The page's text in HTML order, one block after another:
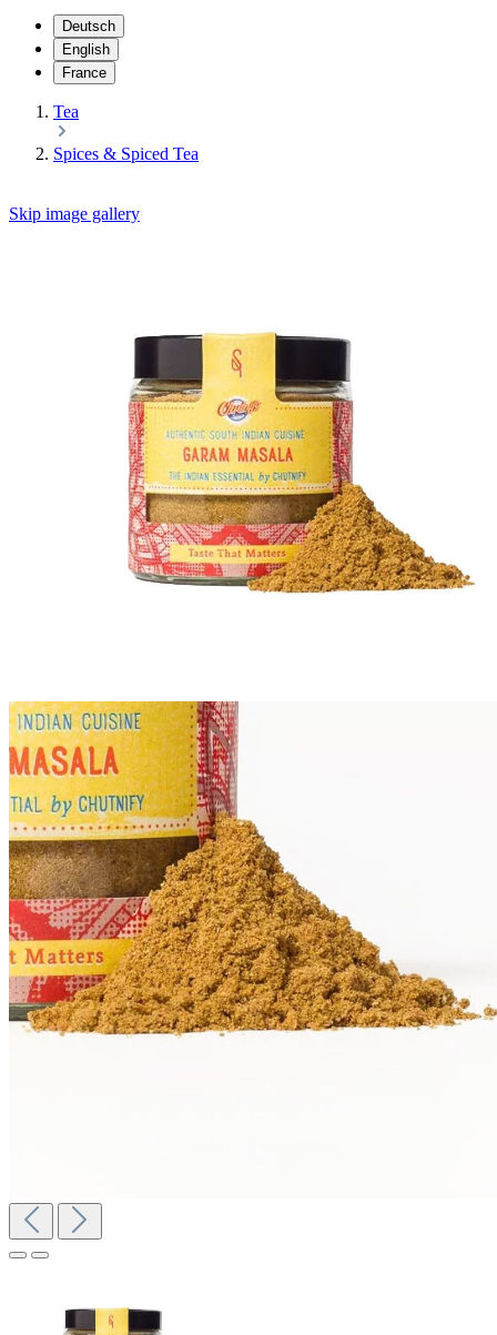
Deutsch
English
France
Tea
Spices & Spiced Tea
Skip image gallery